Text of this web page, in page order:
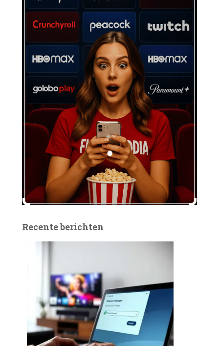
Recente berichten